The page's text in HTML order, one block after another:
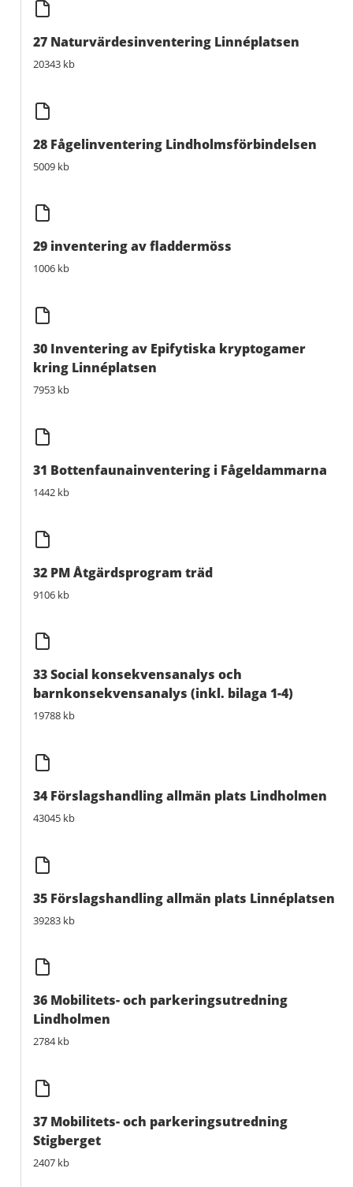
27 Naturvärdesinventering Linnéplatsen
20343 kb
28 Fågelinventering Lindholmsförbindelsen
5009 kb
29 inventering av fladdermöss
1006 kb
30 Inventering av Epifytiska kryptogamer
kring Linnéplatsen
7953 kb
31 Bottenfaunainventering i Fågeldammarna
1442 kb
32 PM Åtgärdsprogram träd
9106 kb
33 Social konsekvensanalys och
barnkonsekvensanalys (inkl. bilaga 1-4)
19788 kb
34 Förslagshandling allmän plats Lindholmen
43045 kb
35 Förslagshandling allmän plats Linnéplatsen
39283 kb
36 Mobilitets- och parkeringsutredning
Lindholmen
2784 kb
37 Mobilitets- och parkeringsutredning
Stigberget
2407 kb